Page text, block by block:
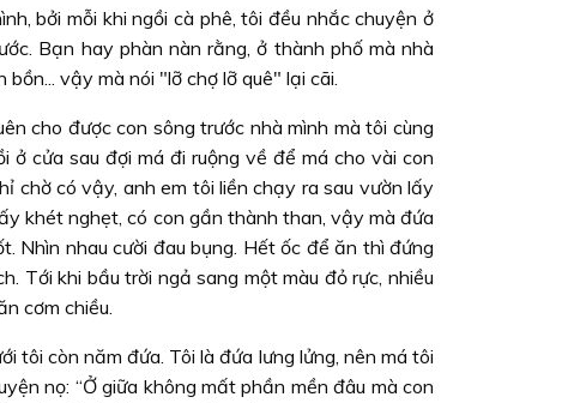
bởi mỗi khi ngồi cà phê, tôi đều nhắc chuyện ở
Bạn hay phàn nàn rằng, ở thành phố mà nhà
bồn... vậy mà nói "lỡ chợ lỡ quê" lại cãi.
cho được con sông trước nhà mình mà tôi cùng
ở cửa sau đợi má đi ruộng về để má cho vài con
chờ có vậy, anh em tôi liền chạy ra sau vườn lấy
khét nghẹt, có con gần thành than, vậy mà đứa
Nhìn nhau cười đau bụng. Hết ốc để ăn thì đứng
Tới khi bầu trời ngả sang một màu đỏ rực, nhiều
cơm chiều.
tôi còn năm đứa. Tôi là đứa lưng lửng, nên má tôi
nọ: “Ở giữa không mất phần mền đâu mà con